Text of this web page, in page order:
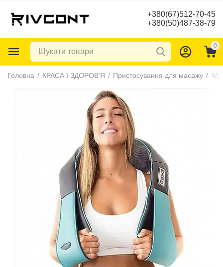
+380(67)512-70-45
+380(50)487-38-79
0
Головна / КРАСА І ЗДОРОВ'Я / Пристосування для масажу /